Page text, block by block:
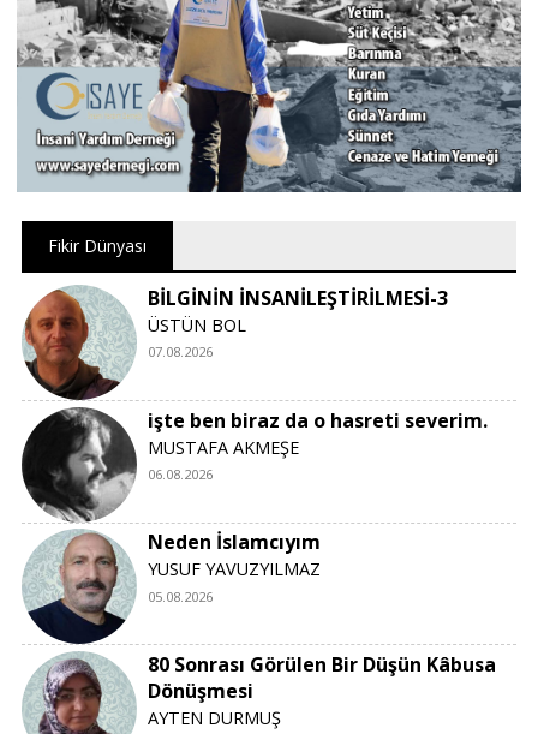
Fikir Dünyası
BİLGİNİN İNSANİLEŞTİRİLMESİ-3
ÜSTÜN BOL
07.08.2026
işte ben biraz da o hasreti severim.
MUSTAFA AKMEŞE
06.08.2026
Neden İslamcıyım
YUSUF YAVUZYILMAZ
05.08.2026
80 Sonrası Görülen Bir Düşün Kâbusa
Dönüşmesi
AYTEN DURMUŞ